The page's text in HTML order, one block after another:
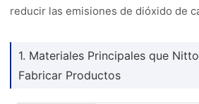
reducir las emisiones de dióxido de
1. Materiales Principales que
Fabricar Productos